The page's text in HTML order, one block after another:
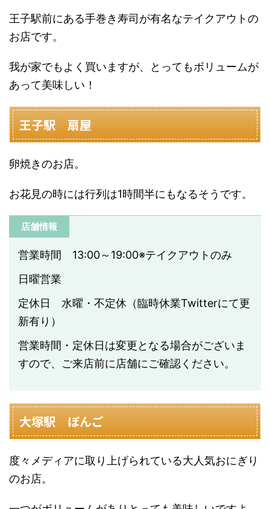
王子駅前にある手巻き寿司が有名なテイクアウトの
お店です。
我が家でもよく買いますが、とってもボリュームが
あって美味しい！
王子駅 扇屋
卵焼きのお店。
お花見の時には行列は1時間半にもなるそうです。
店舗情報
営業時間 13:00～19:00※テイクアウトのみ
日曜営業
定休日 水曜・不定休（臨時休業Twitterにて更
新有り）
営業時間・定休日は変更となる場合がございま
すので、ご来店前に店舗にご確認ください。
大塚駅 ぼんご
度々メディアに取り上げられている大人気おにぎり
のお店。